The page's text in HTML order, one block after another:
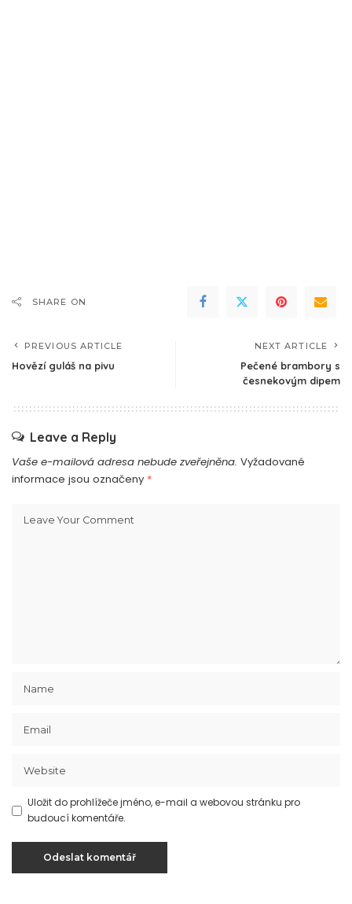
SHARE ON
PREVIOUS ARTICLE
Hovězí guláš na pivu
NEXT ARTICLE
Pečené brambory s
česnekovým dipem
Leave a Reply
Vaše e-mailová adresa nebude zveřejněna. Vyžadované
informace jsou označeny *
Uložit do prohlížeče jméno, e-mail a webovou stránku pro
budoucí komentáře.